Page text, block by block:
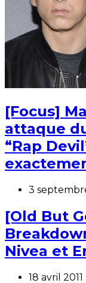
[Focus]
attaque
“Rap
3
[Old But
Nivea et
18 avril 2011